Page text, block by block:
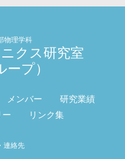
物理学科
クス研究室
ープ）
メンバー
研究業績
ー リンク集
連絡先